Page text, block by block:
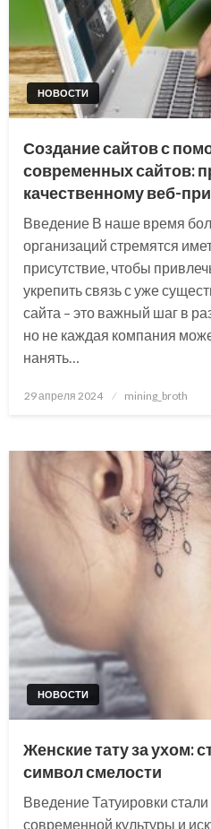
НОВОСТИ
Создание сайтов с
современных сайтов:
качественному веб-
Введение В наше время
организаций стремятся
присутствие, чтобы
укрепить связь с уже
сайта – это важный шаг в
но не каждая компания
нанять…
Posted
29 апреля 2024 mining_broth
НОВОСТИ
Женские тату за ухом:
символ смелости
Введение Татуировки
современной культуры и